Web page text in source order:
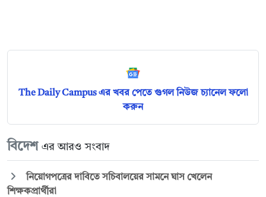
The Daily Campus এর খবর পেতে গুগল নিউজ চ্যানেল ফলো
করুন
বিদেশ এর আরও সংবাদ
নিয়োগপত্রের দাবিতে সচিবালয়ের সামনে ঘাস খেলেন
শিক্ষকপ্রার্থীরা